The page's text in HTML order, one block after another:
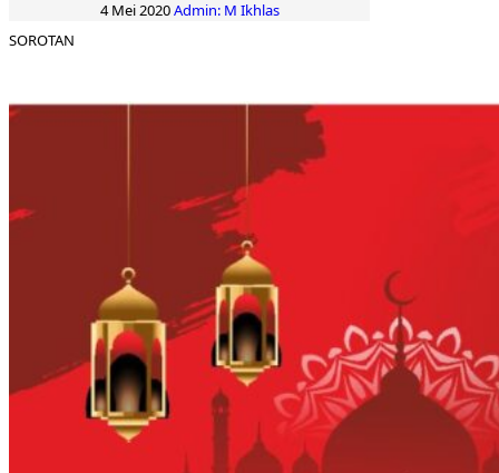
4 Mei 2020Admin: M Ikhlas
SOROTAN